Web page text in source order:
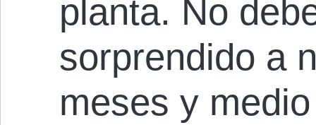
planta. No
sorprendido a
meses y